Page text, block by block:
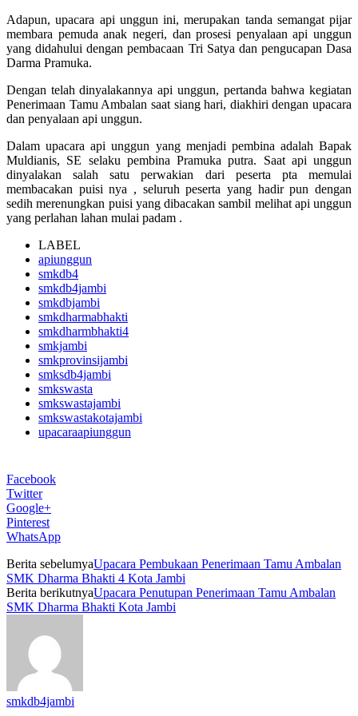
Adapun, upacara api unggun ini, merupakan tanda semangat pijar
membara pemuda anak negeri, dan prosesi penyalaan api unggun
yang didahului dengan pembacaan Tri Satya dan pengucapan Dasa
Darma Pramuka.
Dengan telah dinyalakannya api unggun, pertanda bahwa kegiatan
Penerimaan Tamu Ambalan saat siang hari, diakhiri dengan upacara
dan penyalaan api unggun.
Dalam upacara api unggun yang menjadi pembina adalah Bapak
Muldianis, SE selaku pembina Pramuka putra. Saat api unggun
dinyalakan salah satu perwakian dari peserta pta memulai
membacakan puisi nya , seluruh peserta yang hadir pun dengan
sedih merenungkan puisi yang dibacakan sambil melihat api unggun
yang perlahan lahan mulai padam .
LABEL
apiunggun
smkdb4
smkdb4jambi
smkdbjambi
smkdharmabhakti
smkdharmbhakti4
smkjambi
smkprovinsijambi
smksdb4jambi
smkswasta
smkswastajambi
smkswastakotajambi
upacaraapiunggun
Facebook
Twitter
Google+
Pinterest
WhatsApp
Berita sebelumyaUpacara Pembukaan Penerimaan Tamu Ambalan
SMK Dharma Bhakti 4 Kota Jambi
Berita berikutnyaUpacara Penutupan Penerimaan Tamu Ambalan
SMK Dharma Bhakti Kota Jambi
smkdb4jambi